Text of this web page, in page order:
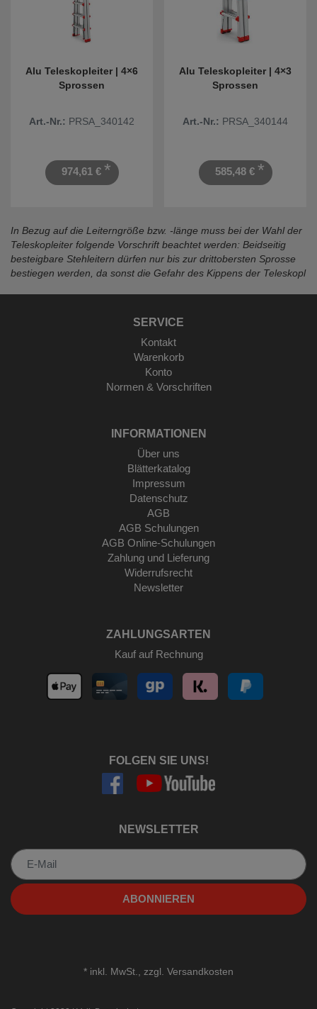
Alu Teleskopleiter | 4×6
Sprossen
Art.-Nr.: PRSA_340142
974,61 € *
Alu Teleskopleiter | 4×3
Sprossen
Art.-Nr.: PRSA_340144
585,48 € *
In Bezug auf die Leiterngröße bzw. -länge muss bei der Wahl der
Teleskopleiter folgende Vorschrift beachtet werden: Beidseitig
besteigbare Stehleitern dürfen nur bis zur drittobersten Sprosse
bestiegen werden, da sonst die Gefahr des Kippens der Teleskopl
SERVICE
Kontakt
Warenkorb
Konto
Normen & Vorschriften
INFORMATIONEN
Über uns
Blätterkatalog
Impressum
Datenschutz
AGB
AGB Schulungen
AGB Online-Schulungen
Zahlung und Lieferung
Widerrufsrecht
Newsletter
ZAHLUNGSARTEN
Kauf auf Rechnung
FOLGEN SIE UNS!
NEWSLETTER
Newsletter
ABONNIEREN
* inkl. MwSt., zzgl. Versandkosten